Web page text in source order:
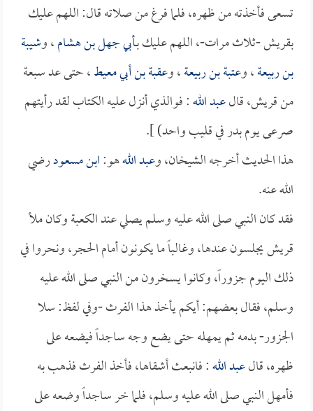
تسعى فأخذته من ظهره، فلما فرغ من صلاته قال: اللهم عليك
بقريش -ثلاث مرات-، اللهم عليك بـأبي جهل بن هشام، وشيبة
بن ربيعة، وعتبة بن ربيعة، وعقبة بن أبي معيط، حتى عد سبعة
من قريش، قالعبد الله: فوالذي أنزل عليه الكتاب لقد رأيتهم
صرعى يوم بدر في قليب واحد) ].
هذا الحديث أخرجه الشيخان، وعبد اللههو:ابن مسعودرضي
الله عنه.
فقد كان النبي صلى الله عليه وسلم يصلي عند الكعبة وكان ملأ
قريش يجلسون عندها، وغالباً ما يكونون أمام الحجر، ونحروا في
ذلك اليوم جزوراً، وكانوا يسخرون من النبي صلى الله عليه
وسلم، فقال بعضهم: أيكم يأخذ هذا الفرث -وفي لفظ: سلا
الجزور- بدمه ثم يمهله حتى يضع وجه ساجداً فيضعه على
ظهره، قالعبد الله: فانبعث أشقاها، فأخذ الفرث فذهب به
فأمهل النبي صلى الله عليه وسلم، فلما خر ساجداً وضعه على